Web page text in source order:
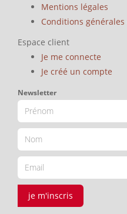
Mentions légales
Conditions générales
Espace client
Je me connecte
Je créé un compte
Newsletter
je m'inscris